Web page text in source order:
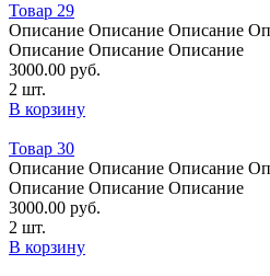
Товар 29
Oписание Oписание Oписание
Oписание Oписание Oписание
3000.00 руб.
2 шт.
В корзину
Товар 30
Oписание Oписание Oписание
Oписание Oписание Oписание
3000.00 руб.
2 шт.
В корзину